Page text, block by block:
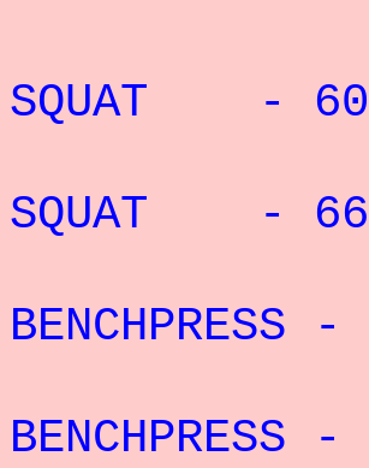
SQUAT -
SQUAT -
BENCHPRESS
BENCHPRESS